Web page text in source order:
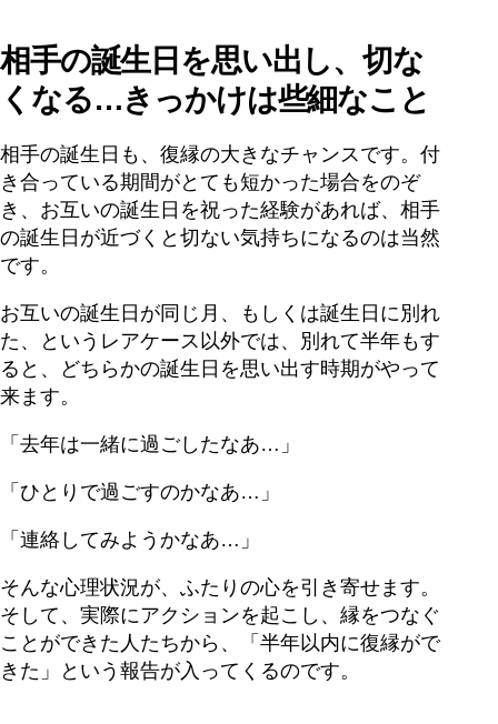
相手の誕生日を思い出し、切な
くなる…きっかけは些細なこと
相手の誕生日も、復縁の大きなチャンスです。付
き合っている期間がとても短かった場合をのぞ
き、お互いの誕生日を祝った経験があれば、相手
の誕生日が近づくと切ない気持ちになるのは当然
です。
お互いの誕生日が同じ月、もしくは誕生日に別れ
た、というレアケース以外では、別れて半年もす
ると、どちらかの誕生日を思い出す時期がやって
来ます。
「去年は一緒に過ごしたなあ…」
「ひとりで過ごすのかなあ…」
「連絡してみようかなあ…」
そんな心理状況が、ふたりの心を引き寄せます。
そして、実際にアクションを起こし、縁をつなぐ
ことができた人たちから、「半年以内に復縁がで
きた」という報告が入ってくるのです。